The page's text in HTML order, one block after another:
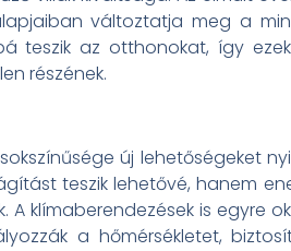
változtatja meg a
teszik az otthonokat, így
részének.
új lehetőségeket
teszik lehetővé, hanem
A klímaberendezések is egyre
a hőmérsékletet,